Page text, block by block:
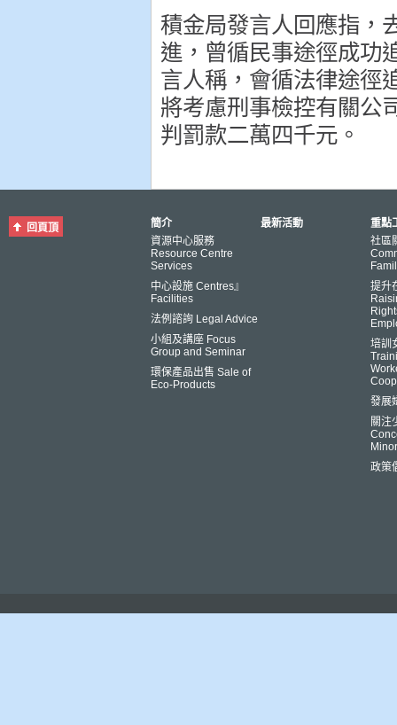
積金局發言人回應指，
進，曾循民事途徑成功
言人稱，會循法律途徑
將考慮刑事檢控有關公
判罰款二萬四千元。
回頁頂
簡介
資源中心服務
Resource Centre
Services
中心設施 Centres』
Facilities
法例諮詢 Legal Advice
小組及講座 Focus
Group and Seminar
環保產品出售 Sale of
Eco-Products
最新活動
重點
社區
提升
培訓
發展
關注
政策